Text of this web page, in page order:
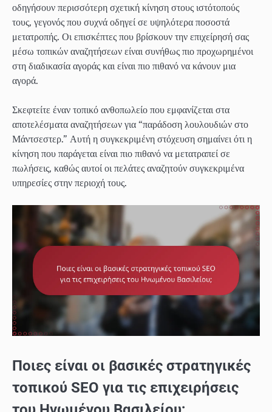
οδηγήσουν περισσότερη σχετική κίνηση στους ιστότοπούς
τους, γεγονός που συχνά οδηγεί σε υψηλότερα ποσοστά
μετατροπής. Οι επισκέπτες που βρίσκουν την επιχείρησή σας
μέσω τοπικών αναζητήσεων είναι συνήθως πιο προχωρημένοι
στη διαδικασία αγοράς και είναι πιο πιθανό να κάνουν μια
αγορά.
Σκεφτείτε έναν τοπικό ανθοπωλείο που εμφανίζεται στα
αποτελέσματα αναζητήσεων για “παράδοση λουλουδιών στο
Μάντσεστερ.” Αυτή η συγκεκριμένη στόχευση σημαίνει ότι η
κίνηση που παράγεται είναι πιο πιθανό να μετατραπεί σε
πωλήσεις, καθώς αυτοί οι πελάτες αναζητούν συγκεκριμένα
υπηρεσίες στην περιοχή τους.
Ποιες είναι οι βασικές στρατηγικές
τοπικού SEO για τις επιχειρήσεις